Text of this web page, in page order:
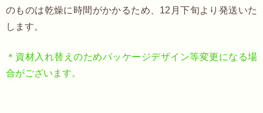
のものは乾燥に時間がかかるため、12月下旬より発送いた
します。
＊資材入れ替えのためパッケージデザイン等変更になる場
合がございます。